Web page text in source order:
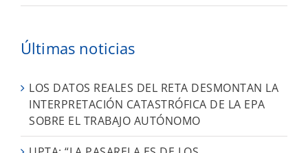
Últimas noticias
LOS DATOS REALES DEL RETA DESMONTAN LA
INTERPRETACIÓN CATASTRÓFICA DE LA EPA
SOBRE EL TRABAJO AUTÓNOMO